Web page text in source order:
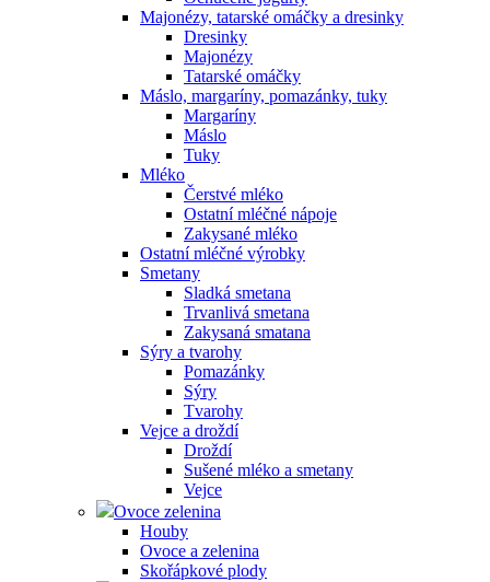
Majonézy, tatarské omáčky a dresinky
Dresinky
Majonézy
Tatarské omáčky
Máslo, margaríny, pomazánky, tuky
Margaríny
Máslo
Tuky
Mléko
Čerstvé mléko
Ostatní mléčné nápoje
Zakysané mléko
Ostatní mléčné výrobky
Smetany
Sladká smetana
Trvanlivá smetana
Zakysaná smatana
Sýry a tvarohy
Pomazánky
Sýry
Tvarohy
Vejce a droždí
Droždí
Sušené mléko a smetany
Vejce
Ovoce zelenina
Houby
Ovoce a zelenina
Skořápkové plody